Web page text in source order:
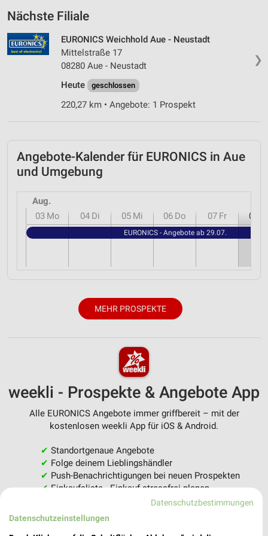
Nächste Filiale
❯
EURONICS Weichhold Aue - Neustadt
Mittelstraße 17
08280 Aue - Neustadt
Heute
geschlossen
220,27 km • Angebote: 1 Prospekt
Angebote-Kalender für EURONICS in Aue
und Umgebung
Aug.
03 Mo 04 Di 05 Mi 06 Do 07 Fr 08
EURONICS - Angebote ab 29.07.
MEHR PROSPEKTE
weekli - Prospekte & Angebote App
Alle EURONICS Angebote immer griffbereit – mit der
kostenlosen weekli App für iOS & Android.
✔ Standortgenaue Angebote
✔ Folge deinem Lieblingshändler
✔ Push-Benachrichtigungen bei neuen Prospekten
✔Einkaufsliste - Einkauf stressfrei planen
JETZT LADEN UND SPAREN!
Datenschutzbestimmungen
Datenschutzeinstellungen